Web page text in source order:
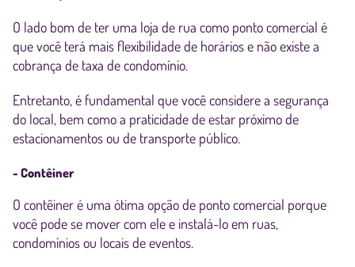
O lado bom de ter uma loja de rua como ponto comercial é
que você terá mais flexibilidade de horários e não existe a
cobrança de taxa de condomínio.
Entretanto, é fundamental que você considere a segurança
do local, bem como a praticidade de estar próximo de
estacionamentos ou de transporte público.
- Contêiner
O contêiner é uma ótima opção de ponto comercial porque
você pode se mover com ele e instalá-lo em ruas,
condomínios ou locais de eventos.